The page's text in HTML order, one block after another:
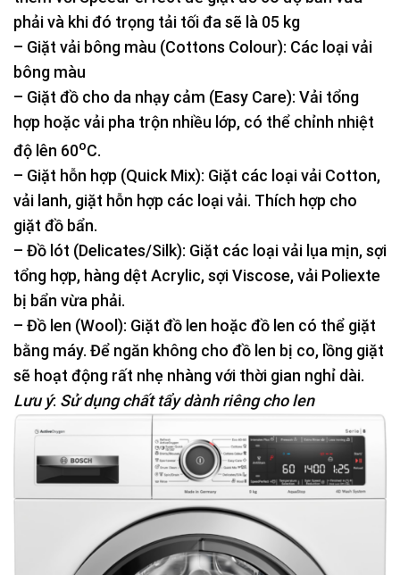
phải và khi đó trọng tải tối đa sẽ là 05 kg
– Giặt vải bông màu (Cottons Colour): Các loại vải
bông màu
– Giặt đồ cho da nhạy cảm (Easy Care): Vải tổng
hợp hoặc vải pha trộn nhiều lớp, có thể chỉnh nhiệt
độ lên 60oC.
– Giặt hỗn hợp (Quick Mix): Giặt các loại vải Cotton,
vải lanh, giặt hỗn hợp các loại vải. Thích hợp cho
giặt đồ bẩn.
– Đồ lót (Delicates/Silk): Giặt các loại vải lụa mịn, sợi
tổng hợp, hàng dệt Acrylic, sợi Viscose, vải Poliexte
bị bẩn vừa phải.
– Đồ len (Wool ): Giặt đồ len hoặc đồ len có thể giặt
bằng máy. Để ngăn không cho đồ len bị co, lồng giặt
sẽ hoạt động rất nhẹ nhàng với thời gian nghỉ dài.
Lưu ý: Sử dụng chất tẩy dành riêng cho len